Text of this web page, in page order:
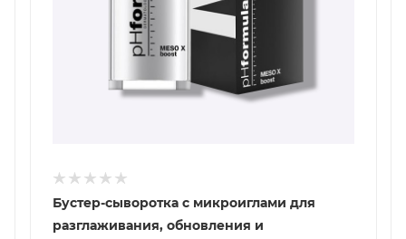
Бустер-сыворотка с микроиглами для
разглаживания, обновления и